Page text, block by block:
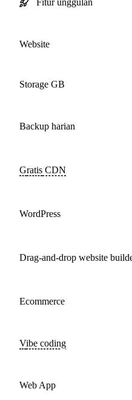
Fitur unggulan
Website
Storage GB
Backup harian
Gratis CDN
WordPress
Drag-and-drop website
Ecommerce
Vibe coding
Web App